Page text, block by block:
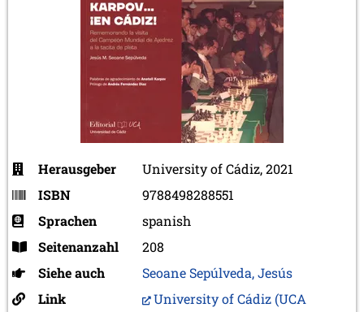
Herausgeber
University of Cádiz, 2021
ISBN
9788498288551
Sprachen
spanish
Seitenanzahl
208
Siehe auch
Seoane Sepúlveda, Jesús
Link
University of Cádiz (UCA